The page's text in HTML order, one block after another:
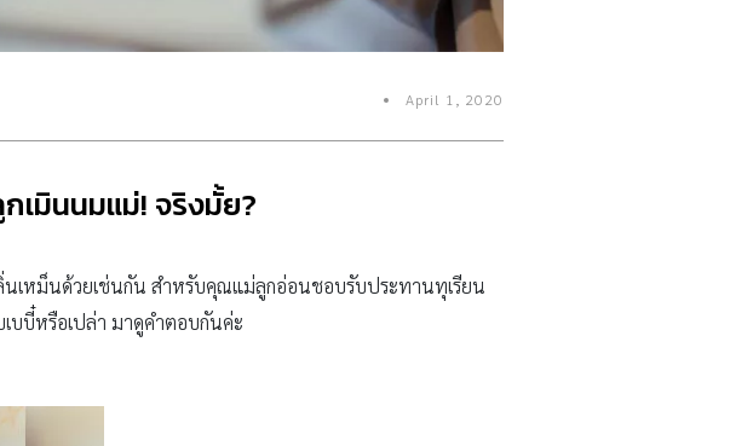
April 1, 2020
เมินนมแม่! จริงมั้ย?
นเหม็นด้วยเช่นกัน สำหรับคุณแม่ลูกอ่อนชอบรับประทานทุเรียน
บบี๋หรือเปล่า มาดูคำตอบกันค่ะ